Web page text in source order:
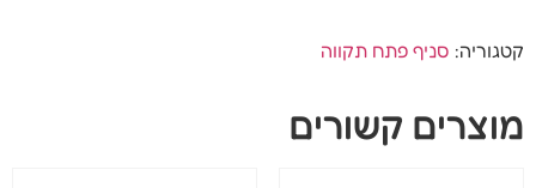
קטגוריה: סניף פתח תקווה
מוצרים קשורים